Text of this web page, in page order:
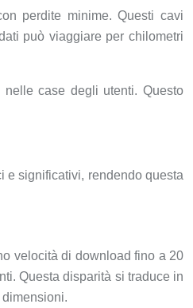
perdite minime. Questi cavi
può viaggiare per chilometri
nelle case degli utenti. Questo
e significativi, rendendo questa
velocità di download fino a 20
Questa disparità si traduce in